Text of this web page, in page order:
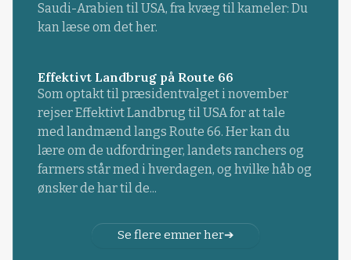
Saudi-Arabien til USA, fra kvæg til kameler: Du
kan læse om det her.
Effektivt Landbrug på Route 66
Som optakt til præsidentvalget i november
rejser Effektivt Landbrug til USA for at tale
med landmænd langs Route 66. Her kan du
lære om de udfordringer, landets ranchers og
farmers står med i hverdagen, og hvilke håb og
ønsker de har til de...
Se flere emner her